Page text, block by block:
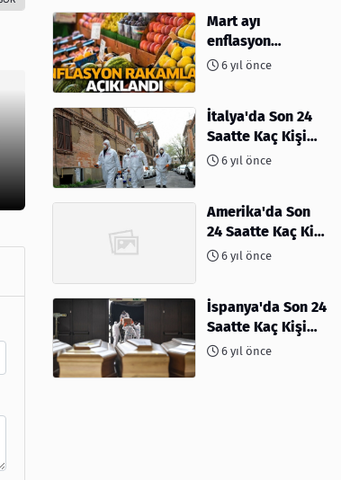
Mart ayı
enflasyon
rakamları
6 yıl önce
İtalya'da Son 24
Saatte Kaç Kişi
Öldü6 yıl önce
Amerika'da Son
24 Saatte Kaç Kişi
Öldü - 06 Nisan
6 yıl önce
İspanya'da Son 24
Saatte Kaç Kişi
Öldü6 yıl önce